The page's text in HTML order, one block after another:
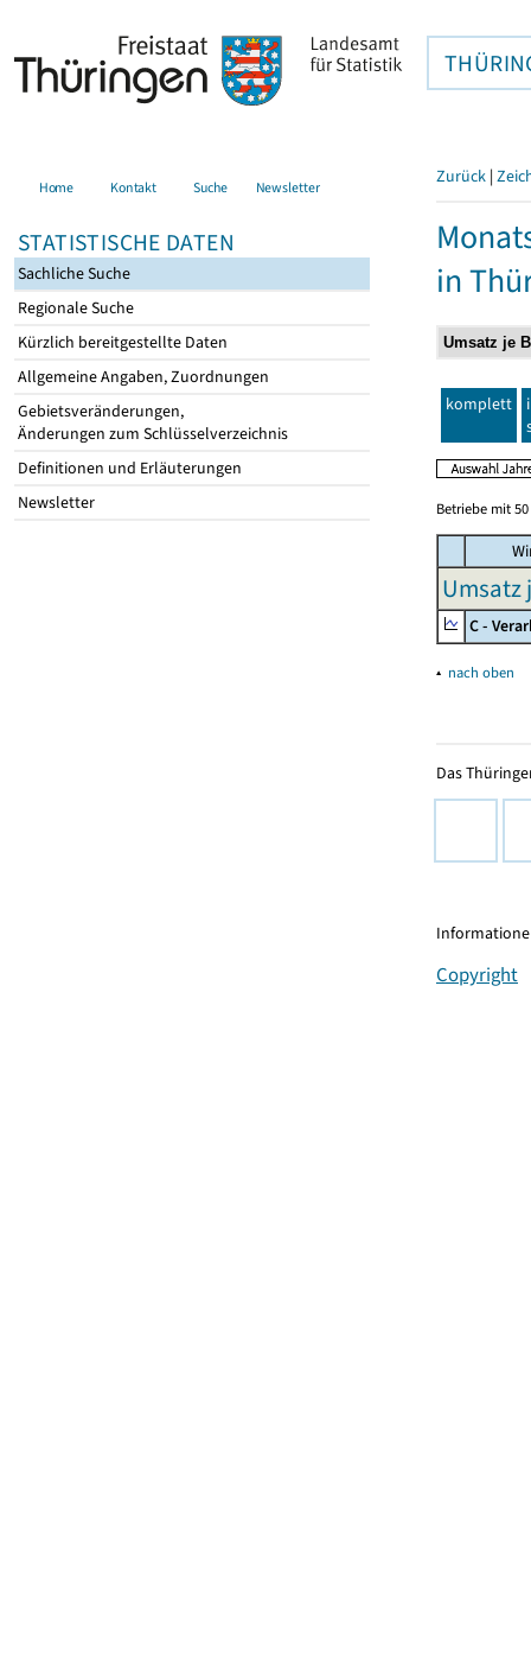
Home Kontakt Suche Newsletter
STATISTISCHE DATEN
Sachliche Suche
Regionale Suche
Kürzlich bereitgestellte Daten
Allgemeine Angaben, Zuordnungen
Gebietsveränderungen,
Änderungen zum Schlüsselverzeichnis
Definitionen und Erläuterungen
Newsletter
Zurück |
in
komplett
Betriebe mit
Umsatz
C -
▴ nach oben
Das
Copyright